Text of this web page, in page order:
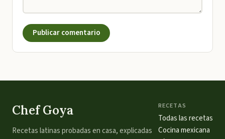
Publicar comentario
Chef Goya
Recetas latinas probadas en casa, explicadas
RECETAS
Todas las recetas
Cocina mexicana